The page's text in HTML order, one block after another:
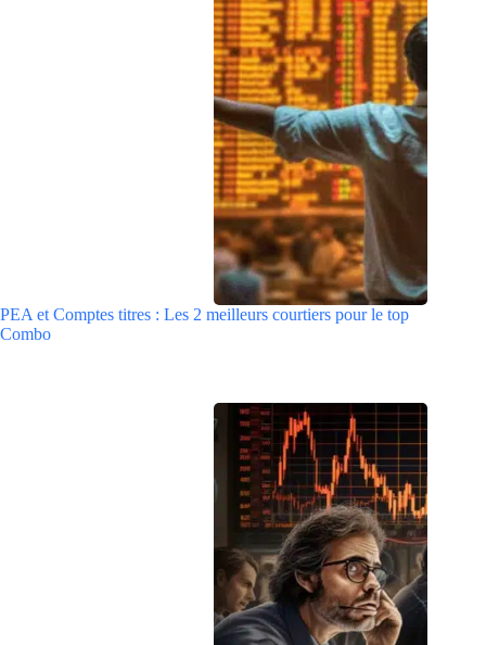
PEA et Comptes titres : Les 2 meilleurs courtiers pour le top
Combo